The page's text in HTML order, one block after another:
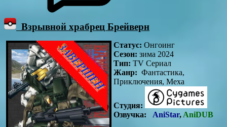
Взрывной храбрец Брейверн
Статус: Онгоинг
Сезон: зима 2024
Тип: TV Сериал
Жанр: Фантастика,
Приключения, Меха
Студия:
Озвучка:
AniStar, AniDUB